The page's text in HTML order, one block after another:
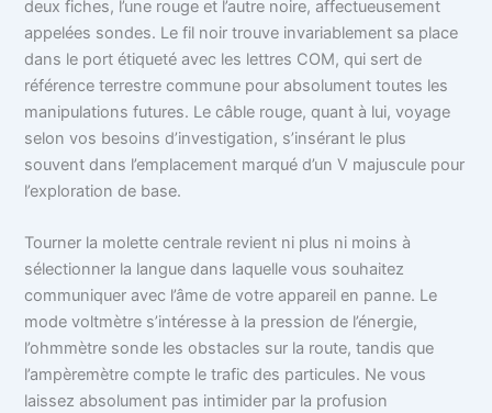
deux fiches, l’une rouge et l’autre noire, affectueusement
appelées sondes. Le fil noir trouve invariablement sa place
dans le port étiqueté avec les lettres COM, qui sert de
référence terrestre commune pour absolument toutes les
manipulations futures. Le câble rouge, quant à lui, voyage
selon vos besoins d’investigation, s’insérant le plus
souvent dans l’emplacement marqué d’un V majuscule pour
l’exploration de base.
Tourner la molette centrale revient ni plus ni moins à
sélectionner la langue dans laquelle vous souhaitez
communiquer avec l’âme de votre appareil en panne. Le
mode voltmètre s’intéresse à la pression de l’énergie,
l’ohmmètre sonde les obstacles sur la route, tandis que
l’ampèremètre compte le trafic des particules. Ne vous
laissez absolument pas intimider par la profusion